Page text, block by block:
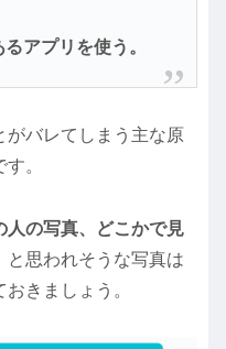
アプリを使う。
がバレてしまう主な原
す。
人の写真、どこかで見
と思われそうな写真は
きましょう。